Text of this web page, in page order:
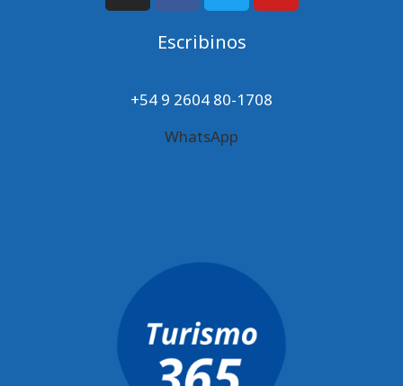
Escribinos
+54 9 2604 80-1708
WhatsApp